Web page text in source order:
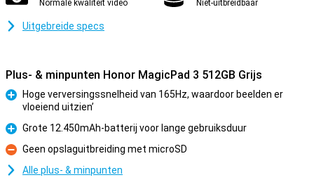
Normale kwaliteit video Niet-uitbreidbaar
Uitgebreide specs
Plus- & minpunten Honor MagicPad 3 512GB Grijs
Pluspunt
Hoge verversingssnelheid van 165Hz, waardoor beelden er
vloeiend uitzien’
Pluspunt
Grote 12.450mAh-batterij voor lange gebruiksduur
Minpunt
Geen opslaguitbreiding met microSD
Alle plus- & minpunten